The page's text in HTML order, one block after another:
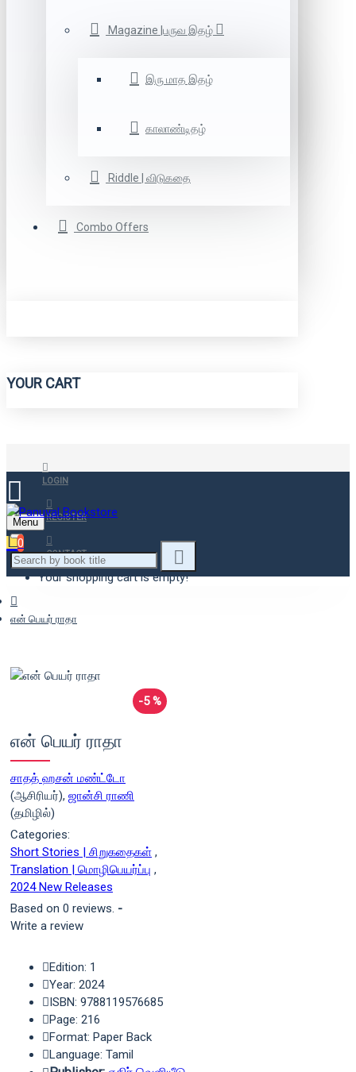
Magazine |பருவ இதழ்
இரு மாத இதழ்
காலாண்டிதழ்
Riddle | விடுகதை
Combo Offers
YOUR CART
LOGIN
REGISTER
CONTACT
Menu
0
Your shopping cart is empty!
என் பெயர் ராதா
-5 %
என் பெயர் ராதா
சாதத் ஹசன் மண்ட்டோ
(ஆசிரியர்), ஜான்சி ராணி
(தமிழில்)
Categories:
Short Stories | சிறுகதைகள் ,
Translation | மொழிபெயர்ப்பு ,
2024 New Releases
Based on 0 reviews. -
Write a review
Edition: 1
Year: 2024
ISBN: 9788119576685
Page: 216
Format: Paper Back
Language: Tamil